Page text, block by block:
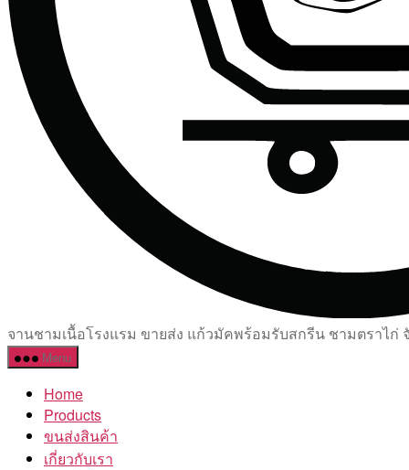
จานชามเนื้อโรงแรม ขายส่ง แก้วมัคพร้อมรับสกรีน ชามตราไก่
Menu
Home
Products
ขนส่งสินค้า
เกี่ยวกับเรา